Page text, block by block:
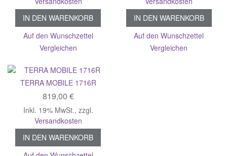
IN DEN WARENKORB
Auf den Wunschzettel
Vergleichen
IN DEN WARENKORB
Auf den Wunschzettel
Vergleichen
TERRA MOBILE 1716R
819,00 €
Inkl. 19% MwSt., zzgl.
Versandkosten
IN DEN WARENKORB